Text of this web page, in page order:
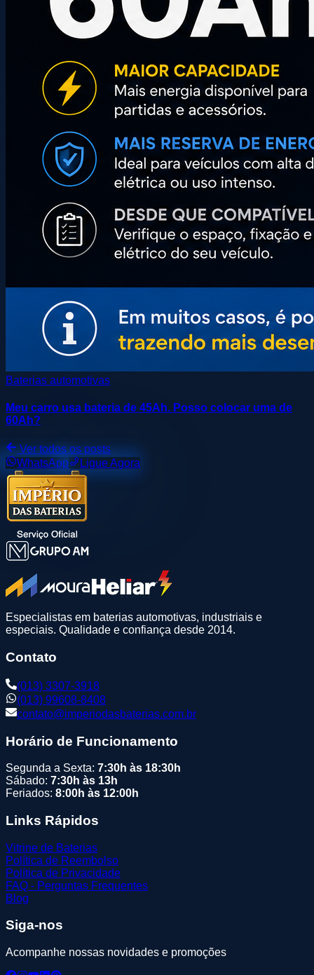
Baterias automotivas
Meu carro usa bateria de 45Ah. Posso colocar uma de
60Ah?
Ver todos os posts
WhatsApp
Ligue Agora
Especialistas em baterias automotivas, industriais e
especiais. Qualidade e confiança desde 2014.
Contato
(013) 3307-3918
(013) 99608-8408
contato@imperiodasbaterias.com.br
Horário de Funcionamento
Segunda a Sexta: 7:30h às 18:30h
Sábado: 7:30h às 13h
Feriados: 8:00h às 12:00h
Links Rápidos
Vitrine de Baterias
Política de Reembolso
Política de Privacidade
FAQ - Perguntas Frequentes
Blog
Siga-nos
Acompanhe nossas novidades e promoções